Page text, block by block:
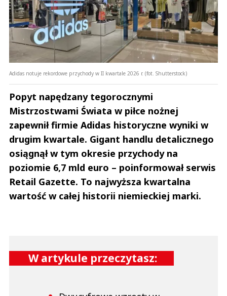
Adidas notuje rekordowe przychody w II kwartale 2026 r. (fot. Shutterstock)
Popyt napędzany tegorocznymi
Mistrzostwami Świata w piłce nożnej
zapewnił firmie Adidas historyczne wyniki w
drugim kwartale. Gigant handlu detalicznego
osiągnął w tym okresie przychody na
poziomie 6,7 mld euro – poinformował serwis
Retail Gazette. To najwyższa kwartalna
wartość w całej historii niemieckiej marki.
W artykule przeczytasz: